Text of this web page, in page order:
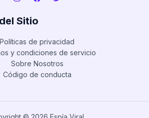
Sitio
Políticas de privacidad
y condiciones de servicio
Sobre Nosotros
Código de conducta